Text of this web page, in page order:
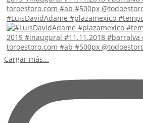
#LuisDavidAdame #plazamexico
Cargar más...